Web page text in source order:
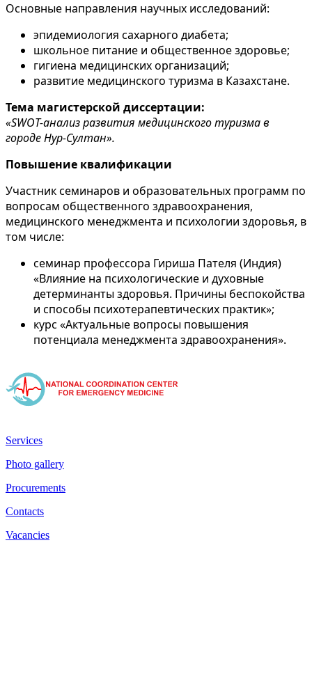
Основные направления научных исследований:
эпидемиология сахарного диабета;
школьное питание и общественное здоровье;
гигиена медицинских организаций;
развитие медицинского туризма в Казахстане.
Тема магистерской диссертации:
«SWOT-анализ развития медицинского туризма в
городе Нур-Султан».
Повышение квалификации
Участник семинаров и образовательных программ по
вопросам общественного здравоохранения,
медицинского менеджмента и психологии здоровья, в
том числе:
семинар профессора Гириша Пателя (Индия)
«Влияние на психологические и духовные
детерминанты здоровья. Причины беспокойства
и способы психотерапевтических практик»;
курс «Актуальные вопросы повышения
потенциала менеджмента здравоохранения».
Services
Photo gallery
Procurements
Contacts
Vacancies